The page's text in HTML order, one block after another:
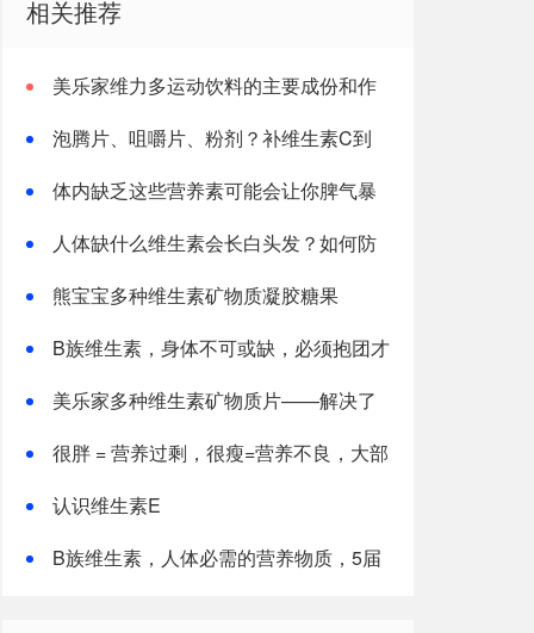
相关推荐
美乐家维力多运动饮料的主要成份和作
泡腾片、咀嚼片、粉剂？补维生素C到
体内缺乏这些营养素可能会让你脾气暴
人体缺什么维生素会长白头发？如何防
熊宝宝多种维生素矿物质凝胶糖果
B族维生素，身体不可或缺，必须抱团才
美乐家多种维生素矿物质片——解决了
很胖 = 营养过剩，很瘦=营养不良，大部
认识维生素E
B族维生素，人体必需的营养物质，5届